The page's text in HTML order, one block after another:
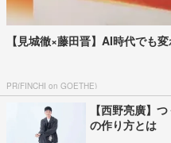
【見城徹×藤田晋】AI時代でも
PR(FINCHI on GOETHE)
【西野亮廣】
の作り方とは